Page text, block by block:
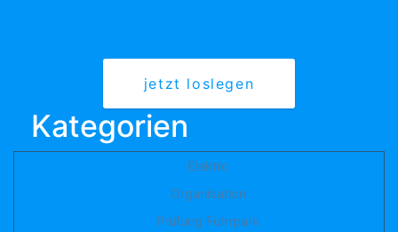
jetzt loslegen
Kategorien
Elektro
Organisation
Prüfung Fuhrpark